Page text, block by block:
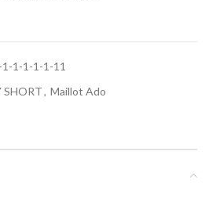
1-1-1-1-11
SHORT, Maillot Ado